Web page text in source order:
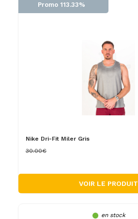
Promo 113.33%
Nike Dri-Fit Miler Gris
30.00€
VOIR LE PRODUIT
en stock